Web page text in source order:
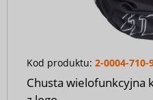
Kod produktu: 2-0004-710-
Chusta wielofunkcyjna